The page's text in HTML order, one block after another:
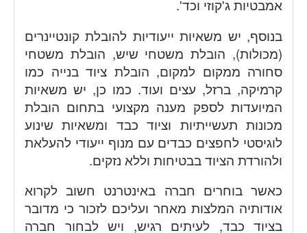
אמבטיות ג'קוזי וכד'.
בנוסף, יש משאיות ייעודיות להובלת קונטיינרים
(מכולות), הובלת משטחי שיש, הובלת משטחי
סחורה ממקום למקום, הובלת ציוד בנייה כמו
קרמיקה, ברזל, עצים ועוד. כמו כן, יש משאיות
המיועדות לספק מענה מקצועי בתחום הובלת
מכונות תעשייתיות וציוד כבד ומשאיות שינוע
לוגיסטי לחפצים כבדים עם מנוף ייעודי להעלאת
ולהורדת הציוד בבטיחות וללא נזקים.
כאשר בוחרים חברה באינטרנט חשוב לקרוא
אודותיה המלצות מאחר ועליכם לזכור כי מדובר
בציוד כבד, לעיתים רגיש, ויש לבחור חברה